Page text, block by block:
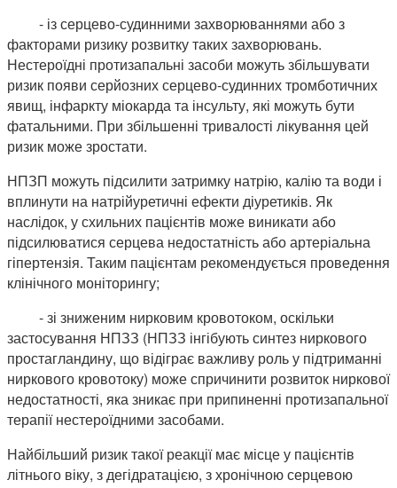
- із серцево-судинними захворюваннями або з
факторами ризику розвитку таких захворювань.
Нестероїдні протизапальні засоби можуть збільшувати
ризик появи серйозних серцево-судинних тромботичних
явищ, інфаркту міокарда та інсульту, які можуть бути
фатальними. При збільшенні тривалості лікування цей
ризик може зростати.
НПЗП можуть підсилити затримку натрію, калію та води і
вплинути на натрійуретичні ефекти діуретиків. Як
наслідок, у схильних пацієнтів може виникати або
підсилюватися серцева недостатність або артеріальна
гіпертензія. Таким пацієнтам рекомендується проведення
клінічного моніторингу;
- зі зниженим нирковим кровотоком, оскільки
застосування НПЗЗ (НПЗЗ інгібують синтез ниркового
простагландину, що відіграє важливу роль у підтриманні
ниркового кровотоку) може спричинити розвиток ниркової
недостатності, яка зникає при припиненні протизапальної
терапії нестероїдними засобами.
Найбільший ризик такої реакції має місце у пацієнтів
літнього віку, з дегідратацією, з хронічною серцевою